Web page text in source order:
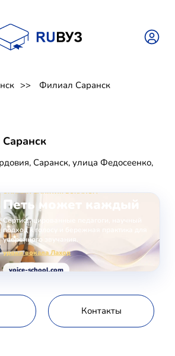
Филиал Саранск
Саранск, улица Федосеенко,
ОНЛАЙН-ЗАНЯТИЯ ВОКАЛОМ
Петь может каждый
Сертифицированные педагоги, научный
подход к голосу и бережная практика для
уверенного звучания.
уроки вокала Лахор
voice-school.com
Контакты